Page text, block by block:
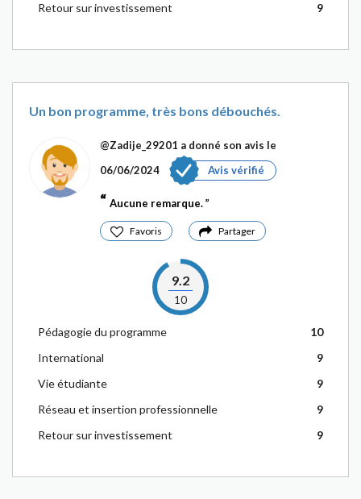
Retour sur investissement
9
Un bon programme, très bons débouchés.
@Zadije_29201 a donné son avis le
06/06/2024
Avis vérifié
Aucune remarque.
Favoris Partager
9.2
10
Pédagogie du programme
10
International
9
Vie étudiante
9
Réseau et insertion professionnelle
9
Retour sur investissement
9